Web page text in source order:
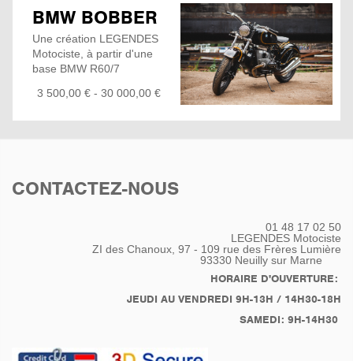
BMW BOBBER
Une création LEGENDES
Motociste, à partir d'une
base BMW R60/7
boue arrière modifiés,
armatures tubulaire lui
Rotation du garde boue
au future acquéreur.
latérales respectant la
3 500,00 € - 30 000,00 €
CONTACTEZ-NOUS
01 48 17 02 50
LEGENDES Motociste
ZI des Chanoux, 97 - 109 rue des Frères Lumière
93330 Neuilly sur Marne
HORAIRE D'OUVERTURE:
JEUDI AU VENDREDI 9H-13H / 14H30-18H
SAMEDI: 9H-14H30